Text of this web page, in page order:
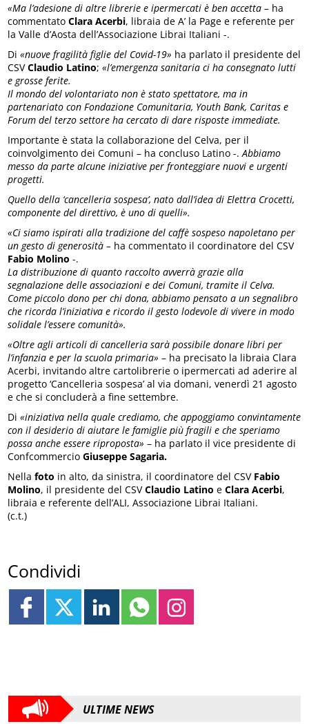
«Ma l’adesione di altre librerie e ipermercati è ben accetta – ha
commentatoClara Acerbi, libraia de A’ la Page e referente per
la Valle d’Aosta dell’Associazione Librai Italiani -.
Di«nuove fragilità figlie del Covid-19» ha parlato il presidente del
CSVClaudio Latino;«l’emergenza sanitaria ci ha consegnato lutti
e grosse ferite.
Il mondo del volontariato non è stato spettatore, ma in
partenariato con Fondazione Comunitaria, Youth Bank, Caritas e
Forum del terzo settore ha cercato di dare risposte immediate.
Importante è stata la collaborazione del Celva, per il
coinvolgimento dei Comuni – ha concluso Latino -.Abbiamo
messo da parte alcune iniziative per fronteggiare nuovi e urgenti
progetti.
Quello della ‘cancelleria sospesa’, nato dall’idea di Elettra Crocetti,
componente del direttivo, è uno di quelli».
«Ci siamo ispirati alla tradizione del caffè sospeso napoletano per
un gesto di generosità – ha commentato il coordinatore del CSV
Fabio Molino -.
La distribuzione di quanto raccolto avverrà grazie alla
segnalazione delle associazioni e dei Comuni, tramite il Celva.
Come piccolo dono per chi dona, abbiamo pensato a un segnalibro
che ricorda l’iniziativa e ricordo il gesto lodevole di vivere in modo
solidale l’essere comunità».
«Oltre agli articoli di cancelleria sarà possibile donare libri per
l’infanzia e per la scuola primaria» – ha precisato la libraia Clara
Acerbi, invitando altre cartolibrerie o ipermercati ad aderire al
progetto ‘Cancelleria sospesa’ al via domani, venerdì 21 agosto
e che si concluderà a fine settembre.
Di«iniziativa nella quale crediamo, che appoggiamo convintamente
con il desiderio di aiutare le famiglie più fragili e che speriamo
possa anche essere riproposta» – ha parlato il vice presidente di
ConfcommercioGiuseppe Sagaria.
Nella foto in alto, da sinistra, il coordinatore del CSV Fabio
Molino, il presidente del CSVClaudio Latino eClara Acerbi,
libraia e referente dell’ALI, Associazione Librai Italiani.
(c.t.)
Condividi
ULTIME NEWS